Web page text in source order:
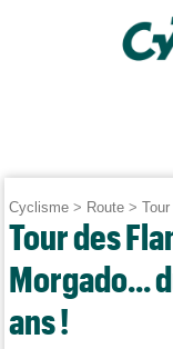
Cyclisme > Route >
Tour des
Morgado...
ans !